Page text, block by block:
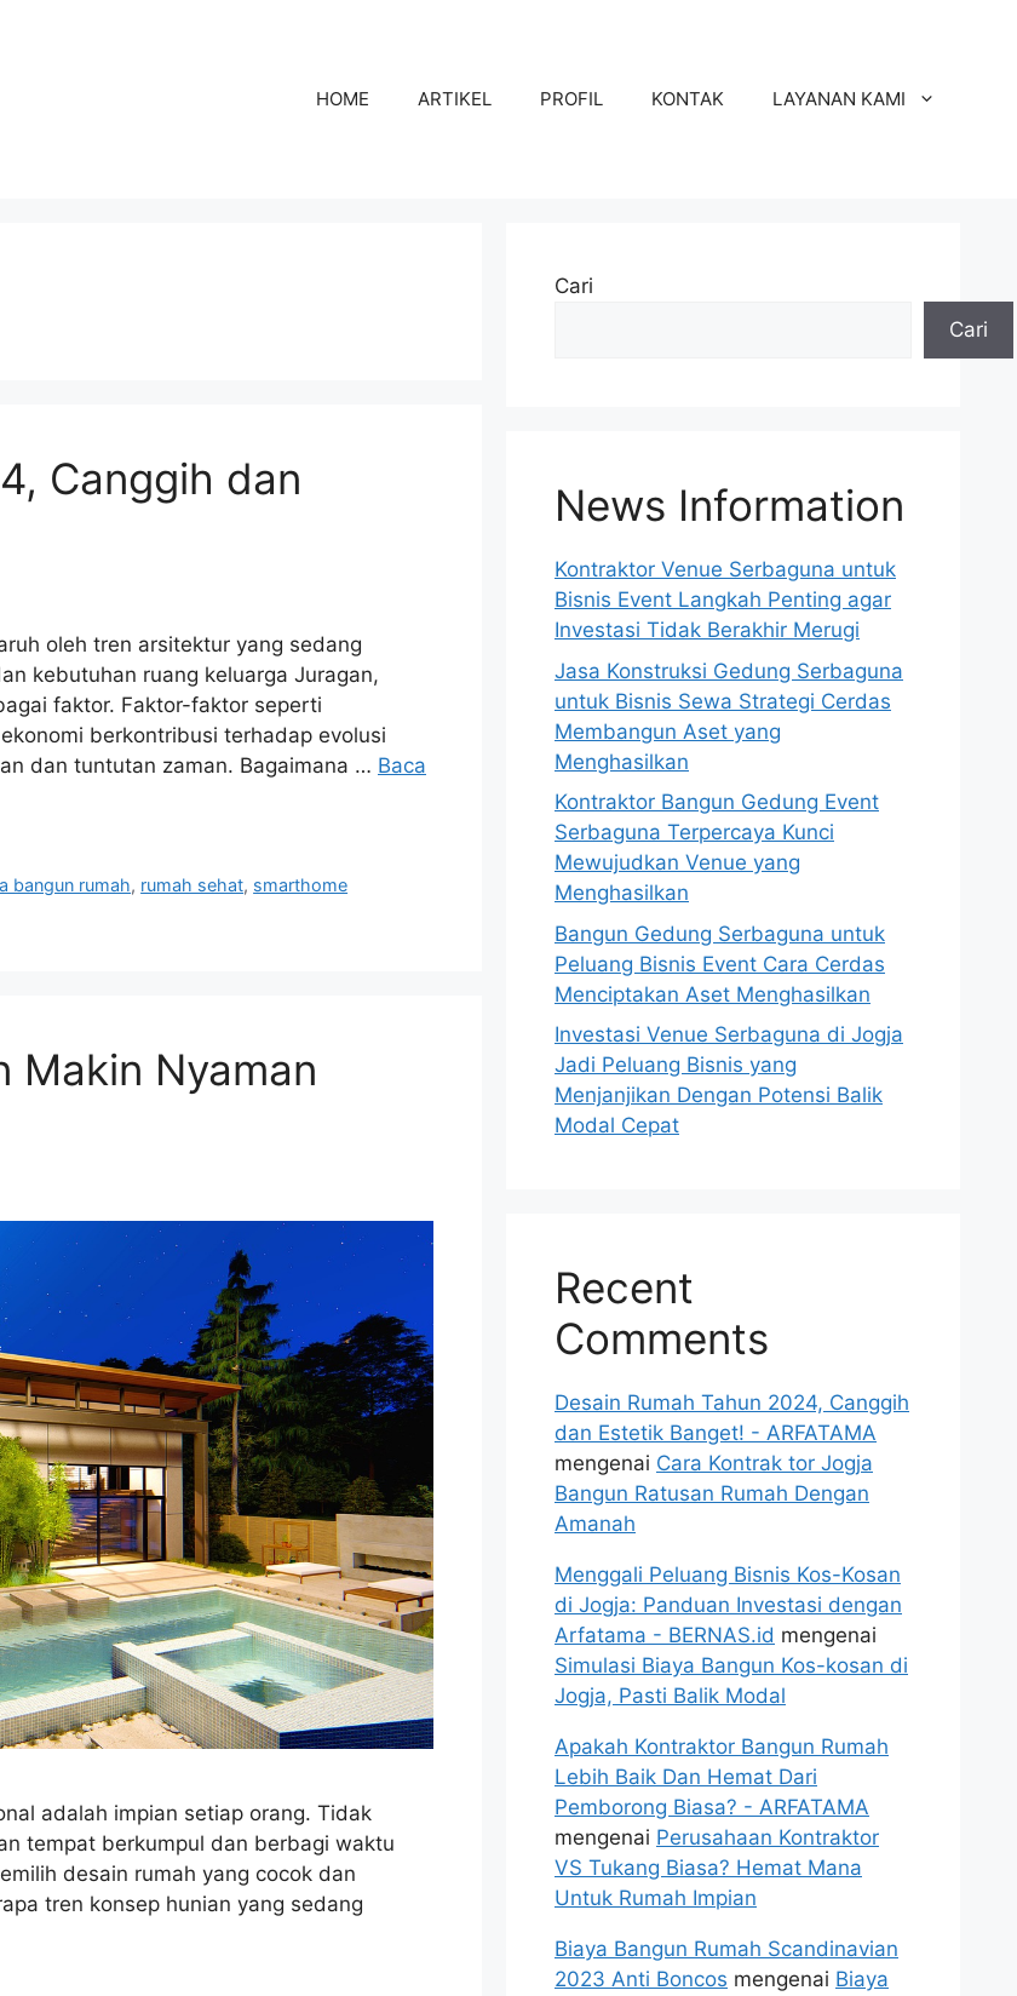
HOME ARTIKEL PROFIL KONTAK LAYANAN KAMI
Canggih dan
oleh tren arsitektur yang sedang
kebutuhan ruang keluarga Juragan,
faktor. Faktor-faktor seperti
berkontribusi terhadap evolusi
dan tuntutan zaman. Bagaimana … Baca
bangun rumah, rumah sehat, smarthome
Makin Nyaman
adalah impian setiap orang. Tidak
tempat berkumpul dan berbagi waktu
desain rumah yang cocok dan
tren konsep hunian yang sedang
Cari
Cari
News Information
Kontraktor Venue Serbaguna untuk
Bisnis Event Langkah Penting agar
Investasi Tidak Berakhir Merugi
Jasa Konstruksi Gedung Serbaguna
untuk Bisnis Sewa Strategi Cerdas
Membangun Aset yang
Menghasilkan
Kontraktor Bangun Gedung Event
Serbaguna Terpercaya Kunci
Mewujudkan Venue yang
Menghasilkan
Bangun Gedung Serbaguna untuk
Peluang Bisnis Event Cara Cerdas
Menciptakan Aset Menghasilkan
Investasi Venue Serbaguna di Jogja
Jadi Peluang Bisnis yang
Menjanjikan Dengan Potensi Balik
Modal Cepat
Recent
Comments
Desain Rumah Tahun 2024, Canggih
dan Estetik Banget! - ARFATAMA
mengenai Cara Kontrak tor Jogja
Bangun Ratusan Rumah Dengan
Amanah
Menggali Peluang Bisnis Kos-Kosan
di Jogja: Panduan Investasi dengan
Arfatama - BERNAS.id mengenai
Simulasi Biaya Bangun Kos-kosan di
Jogja, Pasti Balik Modal
Apakah Kontraktor Bangun Rumah
Lebih Baik Dan Hemat Dari
Pemborong Biasa? - ARFATAMA
mengenai Perusahaan Kontraktor
VS Tukang Biasa? Hemat Mana
Untuk Rumah Impian
Biaya Bangun Rumah Scandinavian
2023 Anti Boncos mengenai Biaya